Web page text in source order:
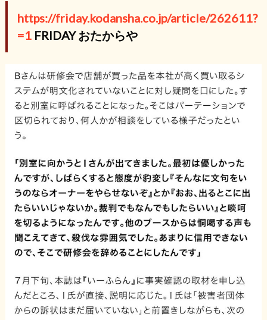
https://friday.kodansha.co.jp/article/262611?
=1FRIDAY おたからや